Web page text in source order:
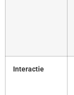
Interactie